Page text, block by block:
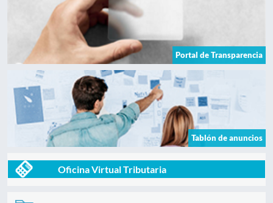
Portal de Transparencia
Tablón de anuncios
Oficina Virtual Tributaria